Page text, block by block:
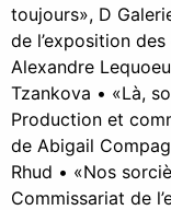
toujours», D
de l’exposition
Alexandre
Tzankova • «Là,
Production et
de Abigail
Rhud • «Nos
Commissariat de